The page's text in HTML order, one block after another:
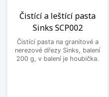
Čistící a leštící pasta
Sinks SCP002
Čistící pasta na granitové a
nerezové dřezy Sinks, balení
200 g, v balení je houbička.